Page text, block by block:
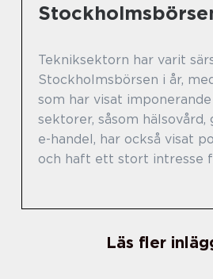
Tekniksektorn har varit
Stockholmsbörsen i år,
som har visat
sektorer, såsom hälsovård,
e-handel, har också visat
och haft ett stort intresse
Läs fler